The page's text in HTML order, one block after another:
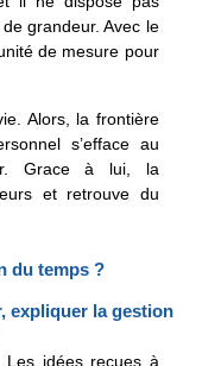
grandeur. Avec le
de mesure pour
Alors, la frontière
s’efface au
Grace à lui, la
et retrouve du
du temps ?
expliquer la gestion
Les idées reçues à